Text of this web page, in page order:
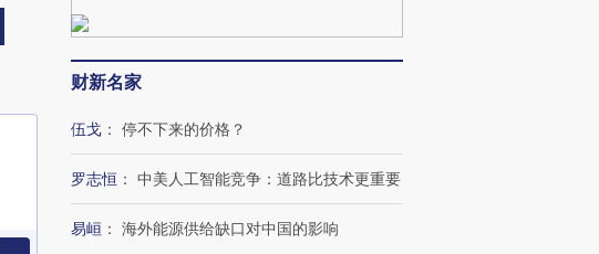
财新名家
伍戈 ： 停不下来的价格？
罗志恒 ： 中美人工智能竞争：道路比技术更重要
易峘 ： 海外能源供给缺口对中国的影响